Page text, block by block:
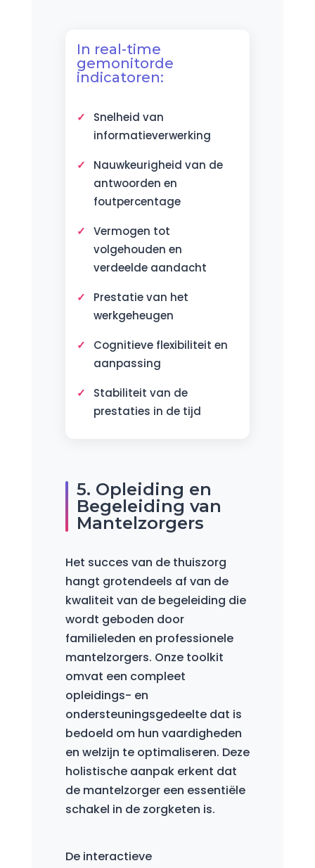
In real-time
gemonitorde
indicatoren:
Snelheid van
informatieverwerking
Nauwkeurigheid van de
antwoorden en
foutpercentage
Vermogen tot
volgehouden en
verdeelde aandacht
Prestatie van het
werkgeheugen
Cognitieve flexibiliteit en
aanpassing
Stabiliteit van de
prestaties in de tijd
5. Opleiding en
Begeleiding van
Mantelzorgers
Het succes van de thuiszorg
hangt grotendeels af van de
kwaliteit van de begeleiding die
wordt geboden door
familieleden en professionele
mantelzorgers. Onze toolkit
omvat een compleet
opleidings- en
ondersteuningsgedeelte dat is
bedoeld om hun vaardigheden
en welzijn te optimaliseren. Deze
holistische aanpak erkent dat
de mantelzorger een essentiële
schakel in de zorgketen is.
De interactieve